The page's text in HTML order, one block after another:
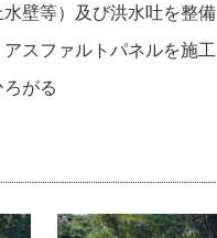
壁等）及び洪水吐を整備
スファルトパネルを施工
がる